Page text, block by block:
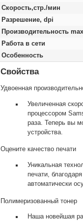
Скорость,стр./мин
Разрешение, dpi
Производительность
Работа в сети
Особенность
Свойства
Удвоенная
Увеличенная
процессором
раза. Теперь вы
устройства.
Оцените качество печати
Уникальная
печати,
автоматически
Полимеризованный тонер
Наша новейшая